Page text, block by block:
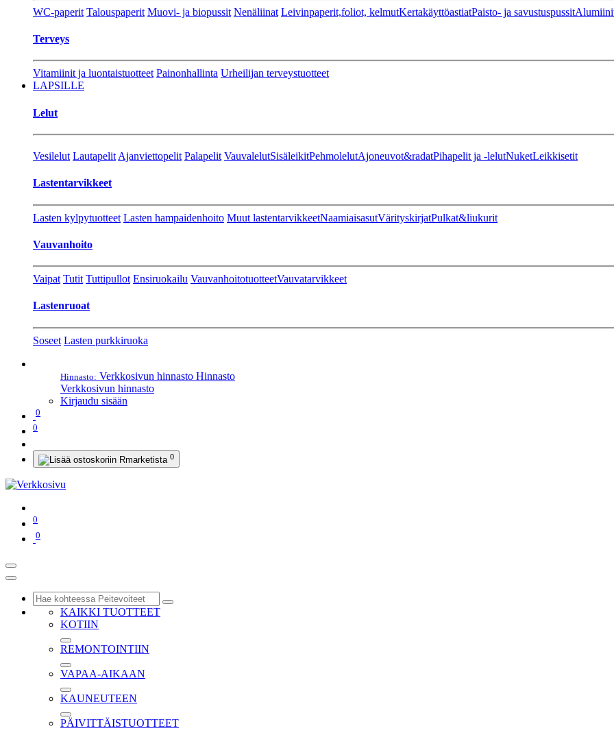
WC-paperit Talouspaperit Muovi- ja biopussit Nenäliinat Leivinpaperit,foliot, kelmutKertakäyttöastiatPaisto- ja savustuspussit
Terveys
Vitamiinit ja luontaistuotteet Painonhallinta Urheilijan terveystuotteet
LAPSILLE
Lelut
Vesilelut Lautapelit Ajanviettopelit Palapelit VauvalelutSisäleikitPehmolelutAjoneuvot&radatPihapelit ja -lelutNuketLeikkisetit
Lastentarvikkeet
Lasten kylpytuotteet Lasten hampaidenhoito Muut lastentarvikkeetNaamiaisasutVärityskirjatPulkat&liukurit
Vauvanhoito
Vaipat Tutit Tuttipullot Ensiruokailu VauvanhoitotuotteetVauvatarvikkeet
Lastenruoat
Soseet Lasten purkkiruoka
Hinnasto: Verkkosivun hinnasto Hinnasto
Verkkosivun hinnasto
Kirjaudu sisään
0
0
0
0
0
KAIKKI TUOTTEET
KOTIIN
REMONTOINTIIN
VAPAA-AIKAAN
KAUNEUTEEN
PÄIVITTÄISTUOTTEET